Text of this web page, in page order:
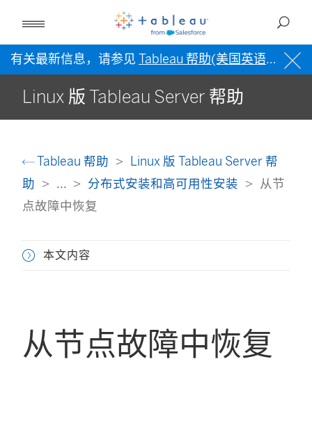
有关最新信息，请参见 Tableau 帮助(美国英语) 。
Linux 版 Tableau Server 帮助
Tableau 帮助
Linux 版 Tableau Server 帮
助
... 分布式安装和高可用性安装
从节
点故障中恢复
本文内容
从节点故障中恢复